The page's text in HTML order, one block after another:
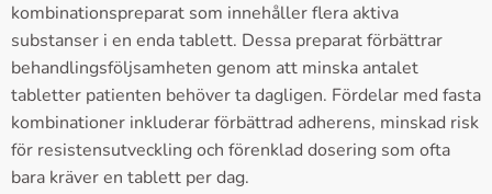
kombinationspreparat som innehåller flera aktiva
substanser i en enda tablett. Dessa preparat förbättrar
behandlingsföljsamheten genom att minska antalet
tabletter patienten behöver ta dagligen. Fördelar med fasta
kombinationer inkluderar förbättrad adherens, minskad risk
för resistensutveckling och förenklad dosering som ofta
bara kräver en tablett per dag.